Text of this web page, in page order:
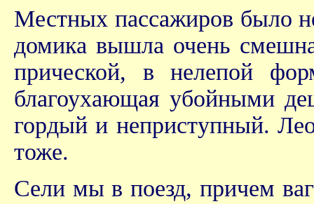
Местных пассажиров было
домика вышла очень
прической, в нелепой
благоухающая убойными
гордый и неприступный.
тоже.
Сели мы в поезд, причем